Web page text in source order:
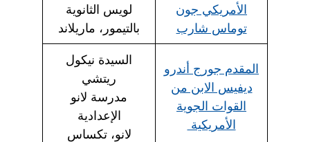
الأمريكي جون
توماس شارب
لويس الثانوية
بالتيمور، ماريلاند
المقدم جورج أندرو
ديفيس الابن من
القوات الجوية
الأمريكية
السيدة نيكول
ريتشي
مدرسة لانو
الإعدادية
لانو، تكساس